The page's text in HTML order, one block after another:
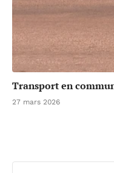
Transport en
27 mars 2026